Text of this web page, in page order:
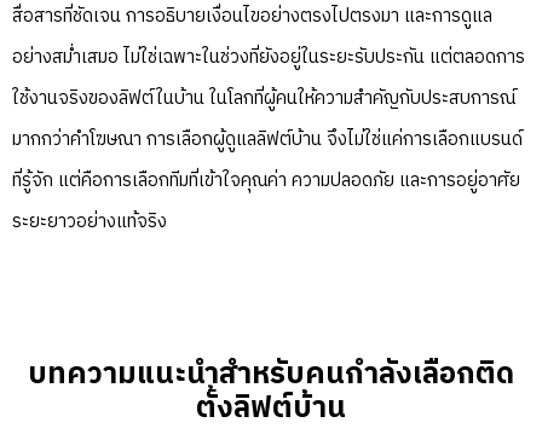
สื่อสารที่ชัดเจน การอธิบายเงื่อนไขอย่างตรงไปตรงมา และการดูแล
อย่างสม่ำเสมอ ไม่ใช่เฉพาะในช่วงที่ยังอยู่ในระยะรับประกัน แต่ตลอดการ
ใช้งานจริงของลิฟต์ในบ้าน ในโลกที่ผู้คนให้ความสำคัญกับประสบการณ์
มากกว่าคำโฆษณา การเลือกผู้ดูแลลิฟต์บ้าน จึงไม่ใช่แค่การเลือกแบรนด์
ที่รู้จัก แต่คือการเลือกทีมที่เข้าใจคุณค่า ความปลอดภัย และการอยู่อาศัย
ระยะยาวอย่างแท้จริง
บทความแนะนำสำหรับคนกำลังเลือกติด
ตั้งลิฟต์บ้าน